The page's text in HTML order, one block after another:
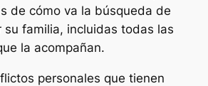
de cómo va la búsqueda de
su familia, incluidas todas las
la acompañan.
personales que tienen